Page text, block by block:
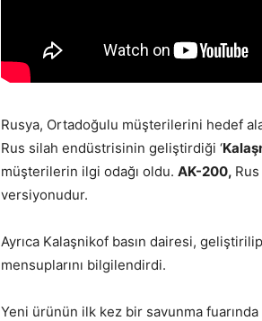
Rusya, Ortadoğulu müşterilerini hedef
Rus silah endüstrisinin geliştirdiği ‘
müşterilerin ilgi odağı oldu. AK-200,
versiyonudur.
Ayrıca Kalaşnikof basın dairesi,
mensuplarını bilgilendirdi.
Yeni ürünün ilk kez bir savunma fuarında